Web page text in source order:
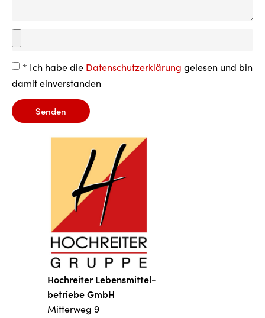
* Ich habe die Datenschutzerklärung gelesen und bin
damit einverstanden
Senden
Hochreiter Lebensmittel-
betriebe GmbH
Mitterweg 9